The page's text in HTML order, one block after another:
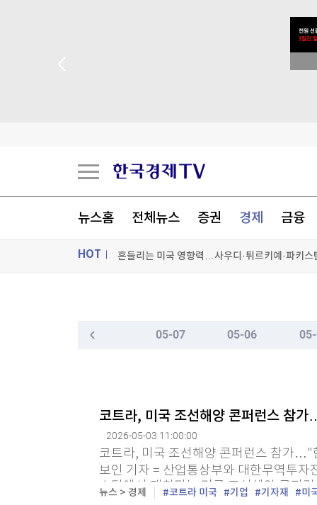
뉴스홈 전체뉴스 증권 경제 금융
HOT
"일본도 아닌데…" 아이 이름 '나루토·루피'로 짓
흔들리는 미국 영향력…사우디·튀르키예·파키
이 더위에 정전…'갇히고 대피하고' 곳곳 불편
"나야, '흑백요리사' 시즌3"
"일본도 아닌데…" 아이 이름 '나루토·루피'로 짓
온로드 (ON ROAD) 인사이트
뉴스홈
글로벌경제
05-07 05-06
코트라, 미국 조선해양 콘퍼런스 참
2026-05-03 11:00:00
코트라, 미국 조선해양 콘퍼런스 참가
보인 기자 = 산업통상부와 대한무역투
스턴에서 개최되는 미국 조선해양 콘퍼
전시회 참가는 급물살을 타고 있는 한미
뉴스 > 경제 코트라 미국 기업 기자재 미